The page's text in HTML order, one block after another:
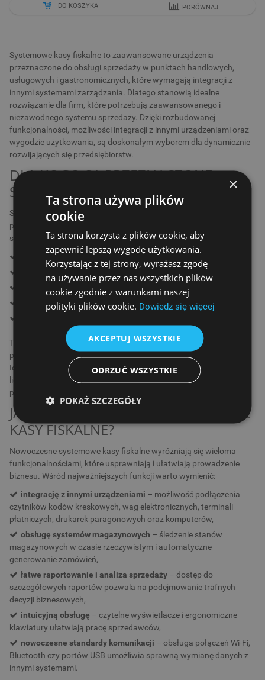
DO KOSZYKA PORÓWNAJ
Systemowe kasy fiskalne to zaawansowane urządzenia
przeznaczone do obsługi sprzedaży w punktach handlowych,
usługowych i gastronomicznych, które wymagają integracji z
innymi systemami zarządzania. Dlatego stanowią idealne
rozwiązanie dla firm, które potrzebują zaawansowanego i
niezawodnego systemu sprzedaży. Dzięki rozbudowanej
funkcjonalności, możliwości integracji z innymi urządzeniami oraz
wygodzie użytkowania, są doskonałym wyborem dla dynamicznie
rozwijających się przedsiębiorstw.
DLA KOGO SĄ PRZEZNACZONE
SYSTEMOWE KASY FISKALNE?
Systemowe kasy fiskalne to rozwiązanie dla średnich i dużych
przedsiębiorstw, które potrzebują sprawnego i niezawodnego
systemu do zarządzania sprzedażą. Doskonale sprawdzają się w:
supermarketach i większych sklepach detalicznych,
sieciach handlowych,
restauracjach, barach i kawiarniach,
stacjach benzynowych,
Tego typu kasy pozwalają na współpracę z systemami ERP,
programami do obsługi magazynu czy terminalami płatniczymi.
Ich funkcjonalność sprawia, że są niezbędne wszędzie tam, gdzie
liczy się szybkość obsługi i możliwość automatyzacji wielu
procesów.
JAKIE FUNKCJE OFERUJĄ SYSTEMOWE
KASY FISKALNE?
Nowoczesne systemowe kasy fiskalne wyróżniają się wieloma
funkcjonalnościami, które usprawniają i ułatwiają prowadzenie
biznesu. Wśród najważniejszych funkcji warto wymienić:
integrację z innymi urządzeniami – możliwość podłączenia
czytników kodów kreskowych, wag elektronicznych, terminali
płatniczych, drukarek paragonowych oraz komputerów,
obsługę systemów magazynowych – śledzenie stanów
magazynowych w czasie rzeczywistym i automatyczne
generowanie zamówień,
łatwe raportowanie i analiza sprzedaży – dostęp do
szczegółowych raportów pozwala na podejmowanie trafnych
decyzji biznesowych,
intuicyjną obsługę – czytelne wyświetlacze i ergonomiczne
klawiatury ułatwiają pracę sprzedawców,
nowoczesne standardy komunikacji – obsługa połączeń Wi-Fi,
Bluetooth czy portów USB umożliwia sprawną wymianę danych z
innymi systemami.
×
Ta strona używa plików
cookie
Ta strona korzysta z plików cookie, aby
zapewnić lepszą wygodę użytkowania.
Korzystając z tej strony, wyrażasz zgodę
na używanie przez nas wszystkich plików
cookie zgodnie z warunkami naszej
polityki plików cookie. Dowiedz się więcej
AKCEPTUJ WSZYSTKIE
ODRZUĆ WSZYSTKIE
POKAŻ SZCZEGÓŁY